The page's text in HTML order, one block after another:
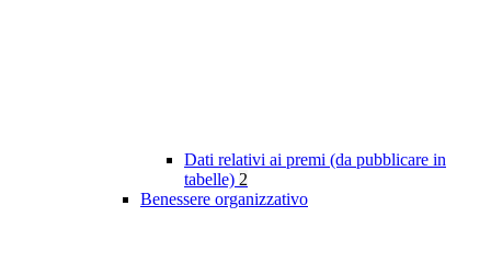
Dati relativi ai premi (da pubblicare in
tabelle) 2
Benessere organizzativo